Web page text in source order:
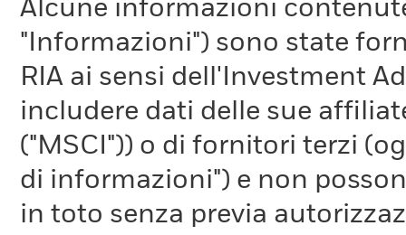
Alcune informazioni
"Informazioni") sono state
RIA ai sensi dell'Investment
includere dati delle sue
("MSCI")) o di fornitori terzi
di informazioni") e non
in toto senza previa